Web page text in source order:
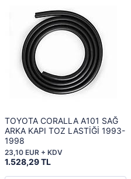
TOYOTA CORALLA A101 SAĞ
ARKA KAPI TOZ LASTİĞİ 1993-
1998
1.528,29 TL
23,10 EUR + KDV